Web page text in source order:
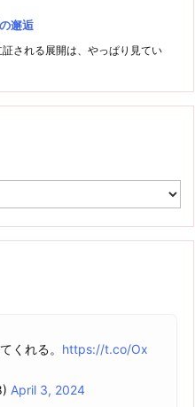
邂逅
される展開は、やっぱり見てい
くれる。 https://t.co/Ox
April 3, 2024